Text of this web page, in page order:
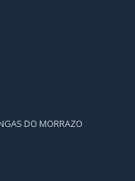
DO MORRAZO